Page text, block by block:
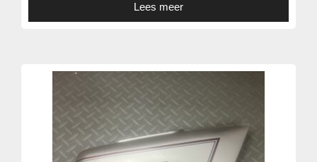
Lees meer